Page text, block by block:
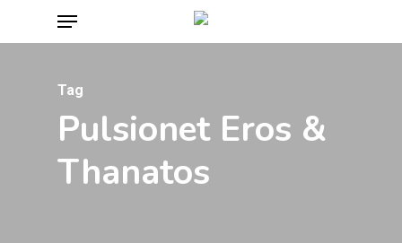
to
Menu
Tag
Pulsionet Eros &
Thanatos